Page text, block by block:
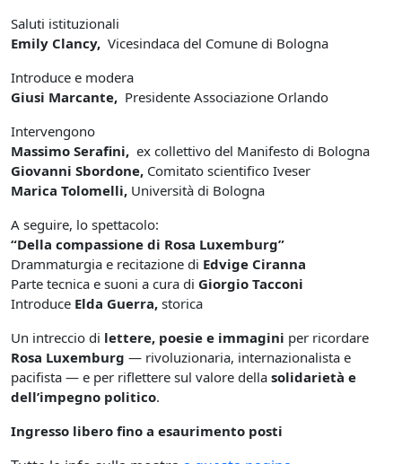
Saluti istituzionali
Emily Clancy, Vicesindaca del Comune di Bologna
Introduce e modera
Giusi Marcante, Presidente Associazione Orlando
Intervengono
Massimo Serafini, ex collettivo del Manifesto di Bologna
Giovanni Sbordone, Comitato scientifico Iveser
Marica Tolomelli, Università di Bologna
A seguire, lo spettacolo:
“Della compassione di Rosa Luxemburg”
Drammaturgia e recitazione di Edvige Ciranna
Parte tecnica e suoni a cura di Giorgio Tacconi
Introduce Elda Guerra, storica
Un intreccio di lettere, poesie e immagini per ricordare
Rosa Luxemburg — rivoluzionaria, internazionalista e
pacifista — e per riflettere sul valore della solidarietà e
dell’impegno politico.
Ingresso libero fino a esaurimento posti